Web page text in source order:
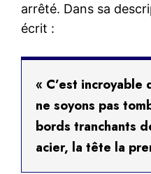
arrêté. Dans sa
écrit :
« C’est incroyable
ne soyons pas
bords tranchants
acier, la tête la